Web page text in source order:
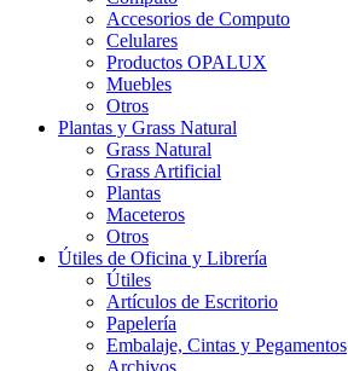
Accesorios de Computo
Celulares
Productos OPALUX
Muebles
Otros
Plantas y Grass Natural
Grass Natural
Grass Artificial
Plantas
Maceteros
Otros
Útiles de Oficina y Librería
Útiles
Artículos de Escritorio
Papelería
Embalaje, Cintas y Pegamentos